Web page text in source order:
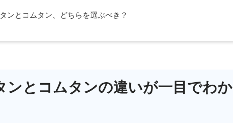
ンとコムタン、どちらを選ぶべき？
ンとコムタンの違いが一目でわか